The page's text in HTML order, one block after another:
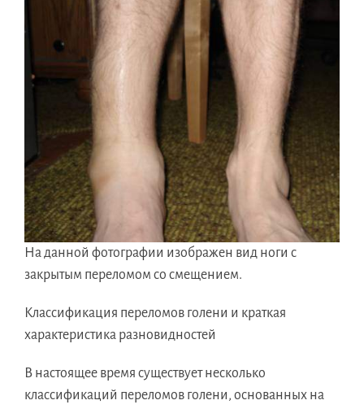
На данной фотографии изображен вид ноги с
закрытым переломом со смещением.
Классификация переломов голени и краткая
характеристика разновидностей
В настоящее время существует несколько
классификаций переломов голени, основанных на